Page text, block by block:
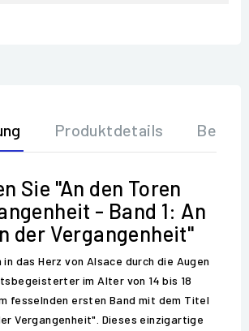
Produktdetails
Sie "An den Toren
- Band 1: An
der Vergangenheit"
in das Herz von Alsace durch die Augen
im Alter von 14 bis 18
fesselnden ersten Band mit dem Titel
Vergangenheit". Dieses einzigartige